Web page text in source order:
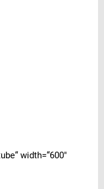
width=“600″